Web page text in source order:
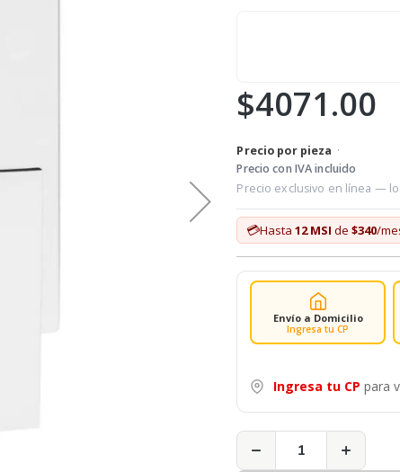
$4071.00
Precio por pieza ·
Precio con IVA incluido
Precio exclusivo en línea —
💳Hasta12 MSI de$340/
Envío a Domicilio
Ingresa tu CP
Ingresa tu CP para
− +